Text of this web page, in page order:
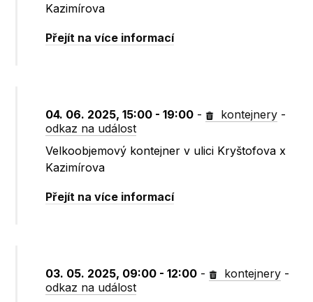
Kazimírova
Přejít na více informací
04. 06. 2025, 15:00 - 19:00 - kontejnery -
odkaz na událost
Velkoobjemový kontejner v ulici Kryštofova x
Kazimírova
Přejít na více informací
03. 05. 2025, 09:00 - 12:00 - kontejnery -
odkaz na událost